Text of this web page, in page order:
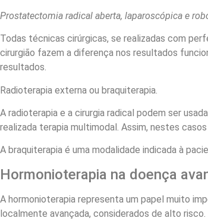
Prostatectomia radical aberta, laparoscópica e
Todas técnicas cirúrgicas, se realizadas com
cirurgião fazem a diferença nos resultados
resultados.
Radioterapia externa ou braquiterapia.
A radioterapia e a cirurgia radical podem ser
realizada terapia multimodal. Assim, nestes
A braquiterapia é uma modalidade indicada à
Hormonioterapia na doença
A hormonioterapia representa um papel muito
localmente avançada, considerados de alto